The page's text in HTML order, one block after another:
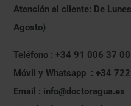
Atención al cliente: De
Agosto)
Teléfono : +34 91 006 37 00
Móvil y Whatsapp : +34
Email : info@doctoragua.es